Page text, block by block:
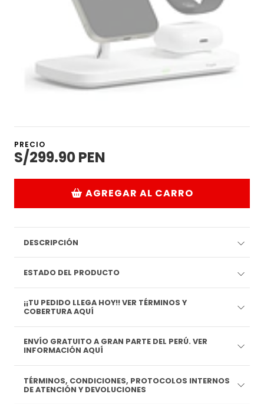
PRECIO
S/299.90 PEN
AGREGAR AL CARRO
DESCRIPCIÓN
ESTADO DEL PRODUCTO
¡¡TU PEDIDO LLEGA HOY!! VER TÉRMINOS Y
COBERTURA AQUÍ
ENVÍO GRATUITO A GRAN PARTE DEL PERÚ. VER
INFORMACIÓN AQUÍ
TÉRMINOS, CONDICIONES, PROTOCOLOS INTERNOS
DE ATENCIÓN Y DEVOLUCIONES